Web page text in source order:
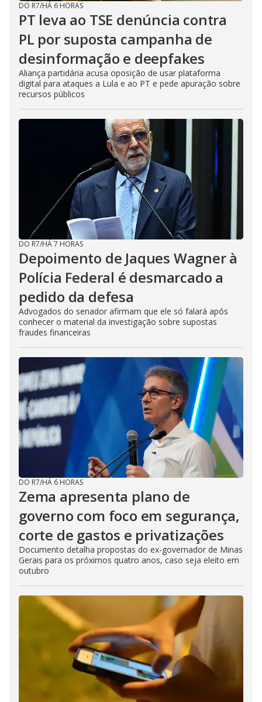
DO R7/HÁ 6 HORAS
PT leva ao TSE denúncia contra
PL por suposta campanha de
desinformação e deepfakes
Aliança partidária acusa oposição de usar plataforma
digital para ataques a Lula e ao PT e pede apuração sobre
recursos públicos
DO R7/HÁ 7 HORAS
Depoimento de Jaques Wagner à
Polícia Federal é desmarcado a
pedido da defesa
Advogados do senador afirmam que ele só falará após
conhecer o material da investigação sobre supostas
fraudes financeiras
DO R7/HÁ 6 HORAS
Zema apresenta plano de
governo com foco em segurança,
corte de gastos e privatizações
Documento detalha propostas do ex-governador de Minas
Gerais para os próximos quatro anos, caso seja eleito em
outubro